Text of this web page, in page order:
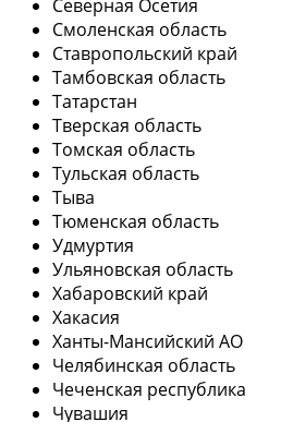
Северная Осетия
Смоленская область
Ставропольский край
Тамбовская область
Татарстан
Тверская область
Томская область
Тульская область
Тыва
Тюменская область
Удмуртия
Ульяновская область
Хабаровский край
Хакасия
Ханты-Мансийский АО
Челябинская область
Чеченская республика
Чувашия